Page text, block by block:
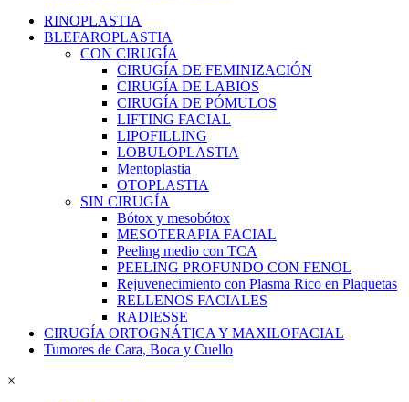
RINOPLASTIA
BLEFAROPLASTIA
CON CIRUGÍA
CIRUGÍA DE FEMINIZACIÓN
CIRUGÍA DE LABIOS
CIRUGÍA DE PÓMULOS
LIFTING FACIAL
LIPOFILLING
LOBULOPLASTIA
Mentoplastia
OTOPLASTIA
SIN CIRUGÍA
Bótox y mesobótox
MESOTERAPIA FACIAL
Peeling medio con TCA
PEELING PROFUNDO CON FENOL
Rejuvenecimiento con Plasma Rico en Plaquetas
RELLENOS FACIALES
RADIESSE
CIRUGÍA ORTOGNÁTICA Y MAXILOFACIAL
Tumores de Cara, Boca y Cuello
×